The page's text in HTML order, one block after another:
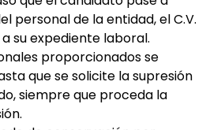
personal de la entidad, el C.V.
su expediente laboral.
proporcionados se
que se solicite la supresión
siempre que proceda la